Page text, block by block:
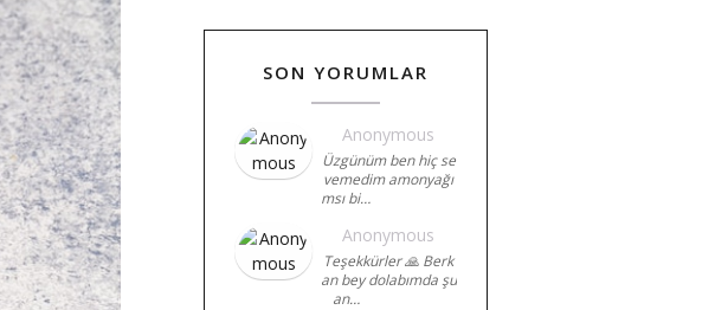
SON YORUMLAR
Anonymous
Üzgünüm ben hiç se
vemedim amonyağı
msı bi…
Anonymous
Teşekkürler 🙏 Berk
an bey dolabımda şu
an…